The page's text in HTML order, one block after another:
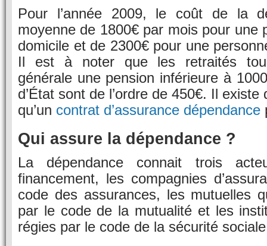
Pour l’année 2009, le coût de la
moyenne de 1800€ par mois pour une
domicile et de 2300€ pour une
Il est à noter que les retraités
générale une pension inférieure à
d’État sont de l’ordre de 450€. Il
qu’un contrat d’assurance dépendance
Qui assure la dépendance ?
La dépendance connait trois
financement, les compagnies
code des assurances, les mutuelles
par le code de la mutualité et les
régies par le code de la sécurité